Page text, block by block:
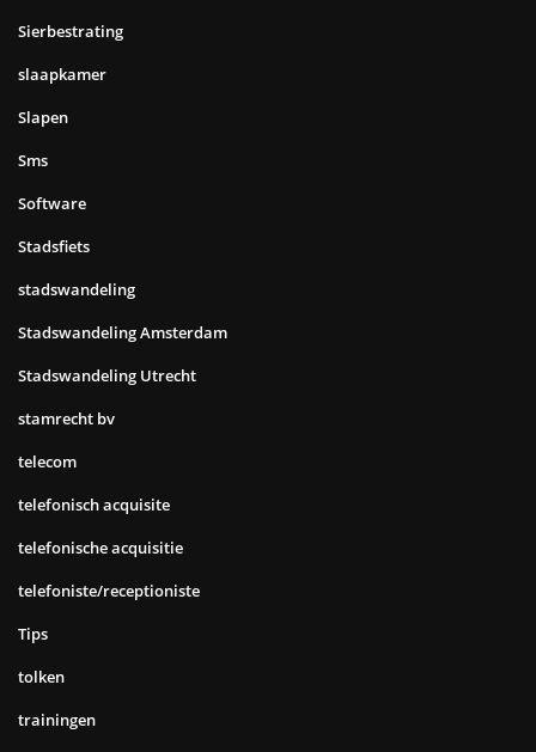
Sierbestrating
slaapkamer
Slapen
Sms
Software
Stadsfiets
stadswandeling
Stadswandeling Amsterdam
Stadswandeling Utrecht
stamrecht bv
telecom
telefonisch acquisite
telefonische acquisitie
telefoniste/receptioniste
Tips
tolken
trainingen